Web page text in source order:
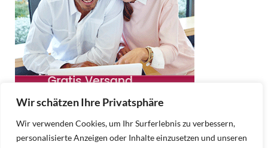
Wir schätzen Ihre Privatsphäre
Wir verwenden Cookies, um Ihr Surferlebnis zu verbessern,
personalisierte Anzeigen oder Inhalte einzusetzen und unseren